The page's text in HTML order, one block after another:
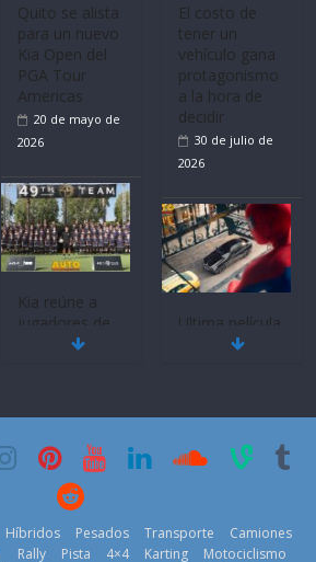
Quito se alista
para un nuevo
Kia Open del
PGA Tour
Americas
20 de mayo de
2026
Kia reúne a
jugadores de
fútbol de todo
2026
El costo de
tener un
vehículo gana
protagonismo
a la hora de
decidir
30 de julio de
2026
Ultima película
‘Spider‑Man:
29 de julio de
Híbridos Pesados Transporte
Camiones
Rally Pista 4×4 Karting
Motociclismo